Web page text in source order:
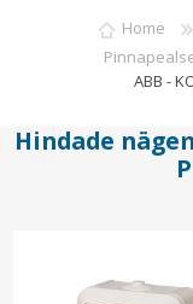
Home
ABB -
Hindade